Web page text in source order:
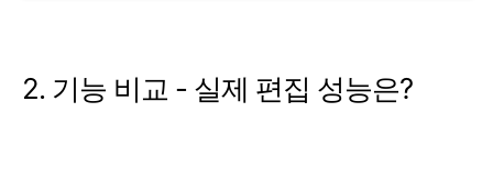
2. 기능 비교 - 실제 편집 성능은?